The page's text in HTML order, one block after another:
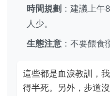
時間規劃 ：建議上午
人少。
生態注意 ：不要餵食
這些都是血淚教訓，
得半死。另外，步道